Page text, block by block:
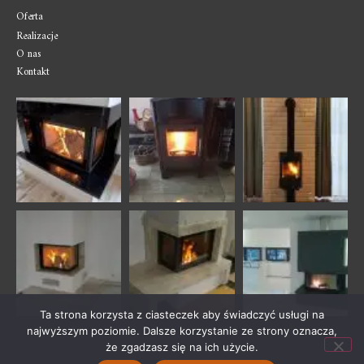
Oferta
Realizacje
O nas
Kontakt
Ta strona korzysta z ciasteczek aby świadczyć usługi na
najwyższym poziomie. Dalsze korzystanie ze strony oznacza,
że zgadzasz się na ich użycie.